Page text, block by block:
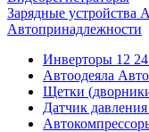
Зарядные устройства
Автопринадлежности
Инверторы 12
Автоодеяла
Щетки
Датчик